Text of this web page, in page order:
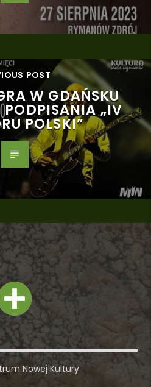
POST
W GDAŃSKU
PODPISANIA „IV
POLSKI”
Nowej Kultury